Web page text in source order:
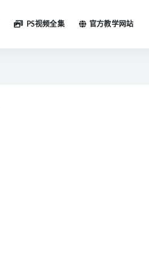
PS视频全集 官方教学网站